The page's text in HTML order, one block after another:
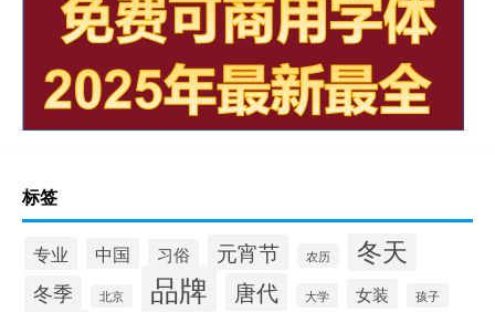
标签
专业 中国 习俗 元宵节 农历 冬天
冬季 北京 品牌 唐代 大学 女装 孩子